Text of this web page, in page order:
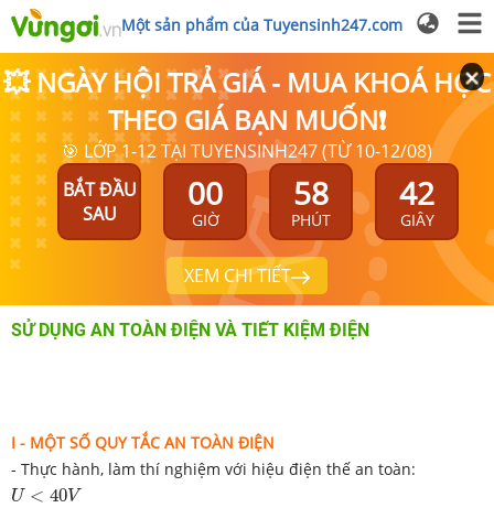
Một sản phẩm của Tuyensinh247.com
💥 NGÀY HỘI TRẢ GIÁ - MUA KHOÁ HỌC
THEO GIÁ BẠN MUỐN❗
🎯 LỚP 1-12 TẠI TUYENSINH247 (TỪ 10-12/08)
BẮT ĐẦU
SAU
00
GIỜ
58
PHÚT
42
GIÂY
XEM CHI TIẾT
SỬ DỤNG AN TOÀN ĐIỆN VÀ TIẾT KIỆM ĐIỆN
I - MỘT SỐ QUY TẮC AN TOÀN ĐIỆN
- Thực hành, làm thí nghiệm với hiệu điện thế an toàn:
U < 40V
U< 40V